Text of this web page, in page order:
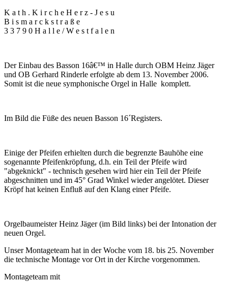
K a t h . K i r c h e H e r z - J e s u
B i s m a r c k s t r a ß e
3 3 7 9 0 H a l l e / W e s t f a l e n
Der Einbau des Basson 16â€™ in Halle durch OBM Heinz Jäger
und OB Gerhard Rinderle erfolgte ab dem 13. November 2006.
Somit ist die neue symphonische Orgel in Halle komplett.
Im Bild die Füße des neuen Basson 16´Registers.
Einige der Pfeifen erhielten durch die begrenzte Bauhöhe eine
sogenannte Pfeifenkröpfung, d.h. ein Teil der Pfeife wird
"abgeknickt" - technisch gesehen wird hier ein Teil der Pfeife
abgeschnitten und im 45° Grad Winkel wieder angelötet. Dieser
Kröpf hat keinen Enfluß auf den Klang einer Pfeife.
Orgelbaumeister Heinz Jäger (im Bild links) bei der Intonation der
neuen Orgel.
Unser Montageteam hat in der Woche vom 18. bis 25. November
die technische Montage vor Ort in der Kirche vorgenommen.
Montageteam mit